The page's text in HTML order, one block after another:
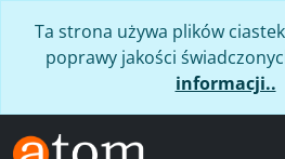
Ta strona używa plików
poprawy jakości
informacji..